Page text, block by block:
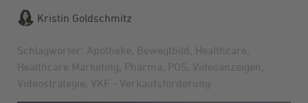
Kristin Goldschmitz
Schlagwörter: Apotheke Bewegtbild Healthcare
Healthcare Marketing
Pharma POS Videoanzeigen
Videostrategie VKF - Verkaufsförderung